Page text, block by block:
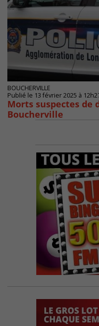
BOUCHERVILLE
Publié le 13 février 2025 à
Morts suspectes de
Boucherville